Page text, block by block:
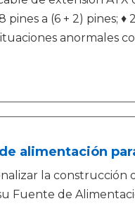
pines a (6 + 2) pines;
anormales
alimentación
la construcción
Fuente de